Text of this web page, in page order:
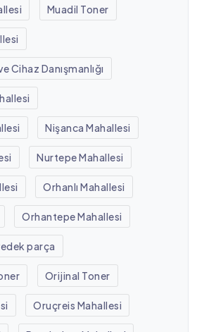
Muadil Toner
Cihaz Danışmanlığı
Nişanca Mahallesi
Nurtepe Mahallesi
Orhanlı Mahallesi
Orhantepe Mahallesi
parça
Orijinal Toner
Oruçreis Mahallesi